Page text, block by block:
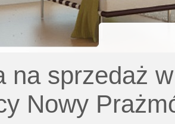
Pośrednicy
Umowa
na sprzedaż
Nowy